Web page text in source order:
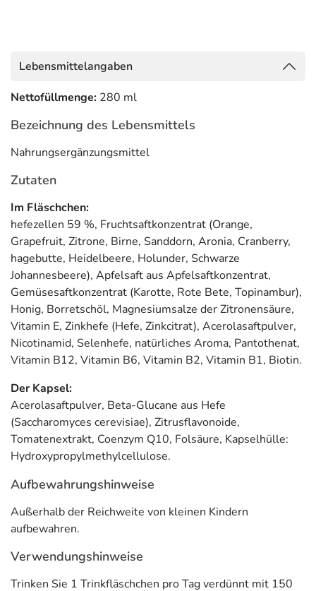
Lebensmittelangaben
Nettofüllmenge: 280 ml
Bezeichnung des Lebensmittels
Nahrungsergänzungsmittel
Zutaten
Im Fläschchen:
hefezellen 59 %, Fruchtsaftkonzentrat (Orange,
Grapefruit, Zitrone, Birne, Sanddorn, Aronia, Cranberry,
hagebutte, Heidelbeere, Holunder, Schwarze
Johannesbeere), Apfelsaft aus Apfelsaftkonzentrat,
Gemüsesaftkonzentrat (Karotte, Rote Bete, Topinambur),
Honig, Borretschöl, Magnesiumsalze der Zitronensäure,
Vitamin E, Zinkhefe (Hefe, Zinkcitrat), Acerolasaftpulver,
Nicotinamid, Selenhefe, natürliches Aroma, Pantothenat,
Vitamin B12, Vitamin B6, Vitamin B2, Vitamin B1, Biotin.
Der Kapsel:
Acerolasaftpulver, Beta-Glucane aus Hefe
(Saccharomyces cerevisiae), Zitrusflavonoide,
Tomatenextrakt, Coenzym Q10, Folsäure, Kapselhülle:
Hydroxypropylmethylcellulose.
Aufbewahrungshinweise
Außerhalb der Reichweite von kleinen Kindern
aufbewahren.
Verwendungshinweise
Trinken Sie 1 Trinkfläschchen pro Tag verdünnt mit 150